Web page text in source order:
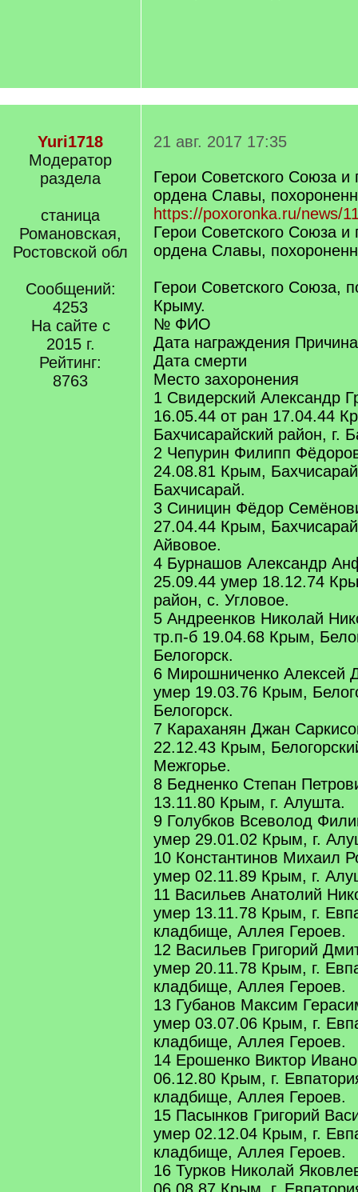
Yuri1718
Модератор
раздела
станица
Романовская,
Ростовской обл
Сообщений:
4253
На сайте с
2015 г.
Рейтинг:
8763
21 авг. 2017 17:35
Герои Советского Союза
ордена Славы,
https://poxoronka.ru/news/
Герои Советского Союза
ордена Славы,
Герои Советского Союза,
Крыму.
№ ФИО
Дата награждения
Дата смерти
Место захоронения
1 Свидерский Александр
16.05.44 от ран 17.04.44
Бахчисарайский район, г.
2 Чепурин Филипп
24.08.81 Крым,
Бахчисарай.
3 Синицин Фёдор
27.04.44 Крым,
Айвовое.
4 Бурнашов Александр
25.09.44 умер 18.12.74
район, с. Угловое.
5 Андреенков Николай
тр.п-б 19.04.68 Крым,
Белогорск.
6 Мирошниченко Алексей
умер 19.03.76 Крым,
Белогорск.
7 Караханян Джан
22.12.43 Крым,
Межгорье.
8 Бедненко Степан
13.11.80 Крым, г. Алушта.
9 Голубков Всеволод
умер 29.01.02 Крым, г.
10 Константинов Михаил
умер 02.11.89 Крым, г.
11 Васильев Анатолий
умер 13.11.78 Крым, г.
кладбище, Аллея Героев.
12 Васильев Григорий
умер 20.11.78 Крым, г.
кладбище, Аллея Героев.
13 Губанов Максим
умер 03.07.06 Крым, г.
кладбище, Аллея Героев.
14 Ерошенко Виктор
06.12.80 Крым, г.
кладбище, Аллея Героев.
15 Пасынков Григорий
умер 02.12.04 Крым, г.
кладбище, Аллея Героев.
16 Турков Николай